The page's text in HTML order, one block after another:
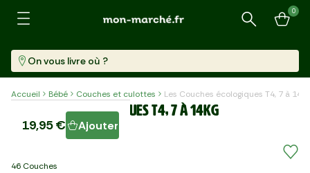
Recherche
0
On vous livre où ?
Accueil Bébé Couches et culottes Les Couches écologiques T4, 7 à
Les Couches écologiques T4, 7 à 14kg
"Love&Green"
46 Couches
19,95 € Ajouter